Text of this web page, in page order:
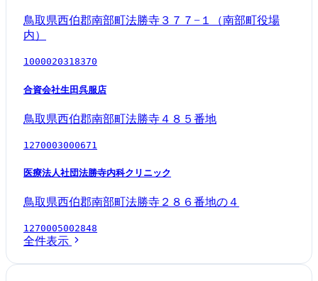
鳥取県西伯郡南部町法勝寺３７７−１（南部町役場
内）
1000020318370
合資会社生田呉服店
鳥取県西伯郡南部町法勝寺４８５番地
1270003000671
医療法人社団法勝寺内科クリニック
鳥取県西伯郡南部町法勝寺２８６番地の４
1270005002848
全件表示